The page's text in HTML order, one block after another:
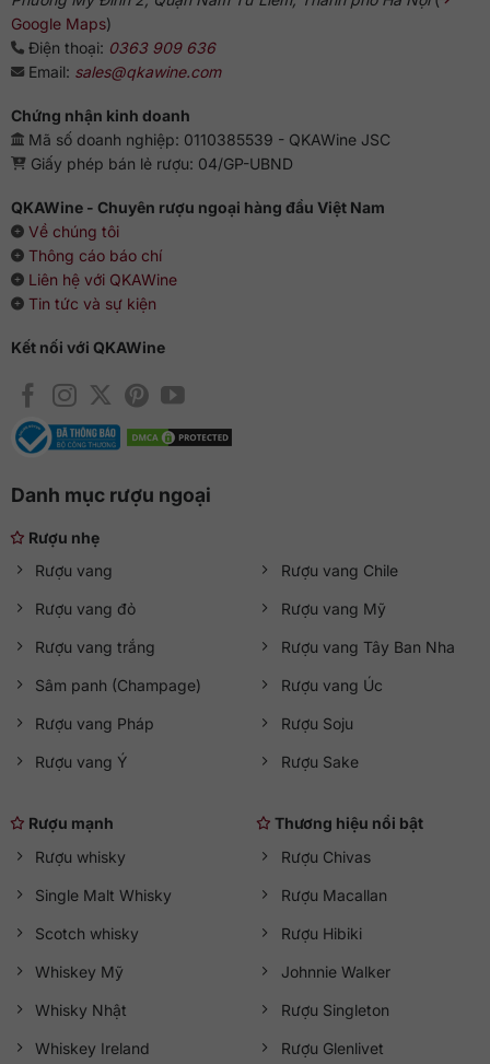
Google Maps)
Điện thoại: 0363 909 636
Email: sales@qkawine.com
Chứng nhận kinh doanh
Mã số doanh nghiệp: 0110385539 - QKAWine JSC
Giấy phép bán lẻ rượu: 04/GP-UBND
QKAWine - Chuyên rượu ngoại hàng đầu Việt Nam
Về chúng tôi
Thông cáo báo chí
Liên hệ với QKAWine
Tin tức và sự kiện
Kết nối với QKAWine
Danh mục rượu ngoại
Rượu nhẹ
Rượu vang
Rượu vang đỏ
Rượu vang trắng
Sâm panh (Champage)
Rượu vang Pháp
Rượu vang Ý
Rượu vang Chile
Rượu vang Mỹ
Rượu vang Tây Ban Nha
Rượu vang Úc
Rượu Soju
Rượu Sake
Rượu mạnh
Rượu whisky
Single Malt Whisky
Scotch whisky
Whiskey Mỹ
Whisky Nhật
Whiskey Ireland
Thương hiệu nổi bật
Rượu Chivas
Rượu Macallan
Rượu Hibiki
Johnnie Walker
Rượu Singleton
Rượu Glenlivet